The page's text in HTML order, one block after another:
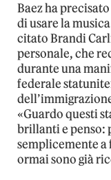
Baez ha
di usare la
citato Brandi
personale, che
durante una
federale
«Guardo questi
brillanti e penso:
semplicemente a
ormai sono già